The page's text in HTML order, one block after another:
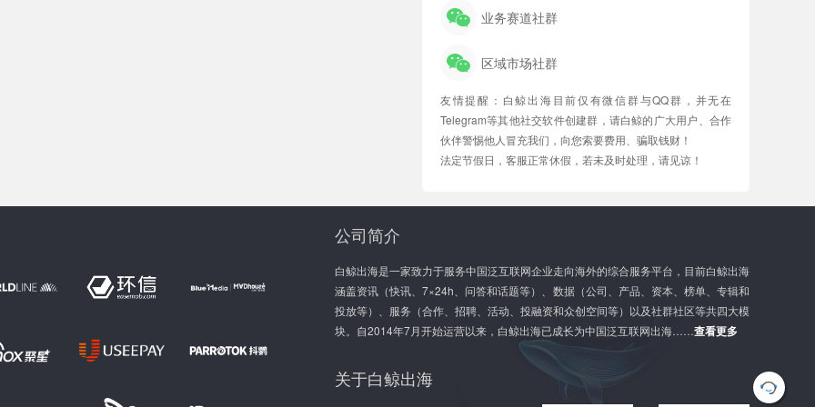
业务赛道社群
区域市场社群
友情提醒：白鲸出海目前仅有微信群与QQ群，并无在
Telegram等其他社交软件创建群，请白鲸的广大用户、合作
伙伴警惕他人冒充我们，向您索要费用、骗取钱财！
法定节假日，客服正常休假，若未及时处理，请见谅！
G
l
o
公司简介
白鲸出海是一家致力于服务中国泛互联网企业走向海外的综合服务平台，目前白鲸出海
涵盖资讯（快讯、7×24h、问答和话题等）、数据（公司、产品、资本、榜单、专辑和
投放等）、服务（合作、招聘、活动、投融资和众创空间等）以及社群社区等共四大模
块。自2014年7月开始运营以来，白鲸出海已成长为中国泛互联网出海……查看更多
关于白鲸出海